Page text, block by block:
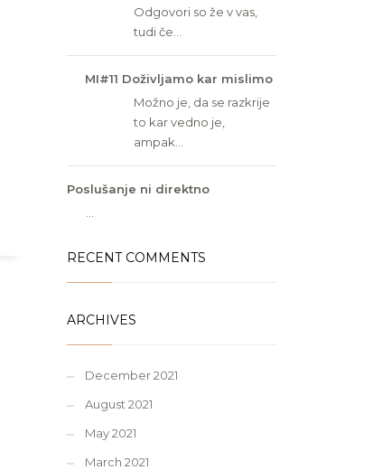
Odgovori so že v vas,
tudi če...
MI#11 Doživljamo kar mislimo
Možno je, da se razkrije
to kar vedno je,
ampak...
Poslušanje ni direktno
RECENT COMMENTS
ARCHIVES
December 2021
August 2021
May 2021
March 2021